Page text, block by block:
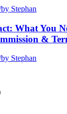
by Stephan
What You
&
by Stephan